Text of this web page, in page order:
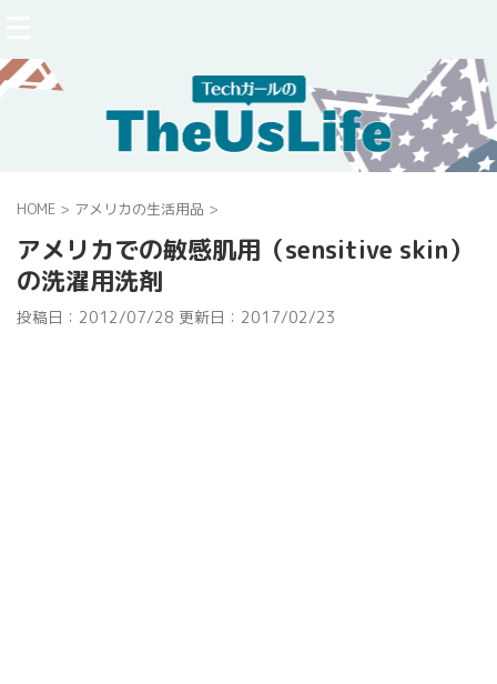
HOME > アメリカの生活用品 >
アメリカでの敏感肌用（sensitive skin）
の洗濯用洗剤
投稿日：2012/07/28 更新日： 2017/02/23